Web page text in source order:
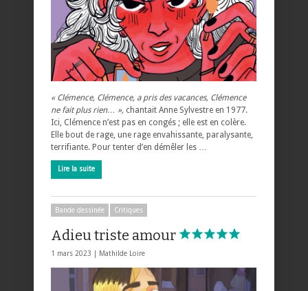
« Clémence, Clémence, a pris des vacances, Clémence
ne fait plus rien… », chantait Anne Sylvestre en 1977.
Ici, Clémence n’est pas en congés ; elle est en colère.
Elle bout de rage, une rage envahissante, paralysante,
terrifiante. Pour tenter d’en démêler les …
Lire la suite
Bande dessinée Critiques
Adieu triste amour
1 mars 2023 | Mathilde Loire